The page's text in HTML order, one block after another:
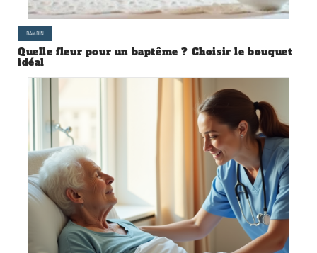
BAMBIN
Quelle fleur pour un baptême ? Choisir le bouquet
idéal